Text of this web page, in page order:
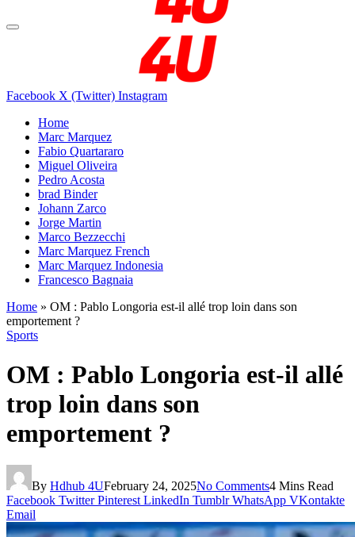
Facebook X (Twitter) Instagram
Home
Marc Marquez
Fabio Quartararo
Miguel Oliveira
Pedro Acosta
brad Binder
Johann Zarco
Jorge Martin
Marco Bezzecchi
Marc Marquez French
Marc Marquez Indonesia
Francesco Bagnaia
Home » OM : Pablo Longoria est-il allé trop loin dans son
emportement ?
Sports
OM : Pablo Longoria est-il allé
trop loin dans son
emportement ?
By Hdhub 4UFebruary 24, 2025No Comments4 Mins Read
Facebook Twitter Pinterest LinkedIn Tumblr WhatsApp VKontakte
Email